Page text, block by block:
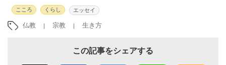
こころ くらし エッセイ
仏教 宗教 生き方
この記事をシェアする